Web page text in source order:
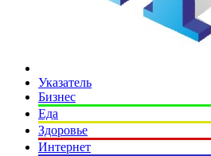
Указатель
Бизнес
Еда
Здоровье
Интернет